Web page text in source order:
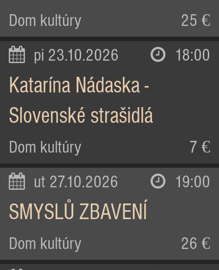
Dom kultúry 25 €
pi 23.10.2026 18:00
Katarína Nádaska -
Slovenské strašidlá
Dom kultúry 7 €
ut 27.10.2026 19:00
SMYSLŮ ZBAVENÍ
Dom kultúry 26 €